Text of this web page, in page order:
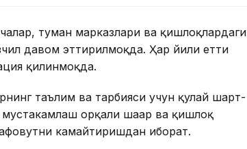
туман марказлари ва қишлоқлардаги
давом эттирилмоқда. Ҳар йили етти
қилинмоқда.
таълим ва тарбияси учун қулай шарт-
орқали шаҳар ва қишлоқ
камайтиришдан иборат.